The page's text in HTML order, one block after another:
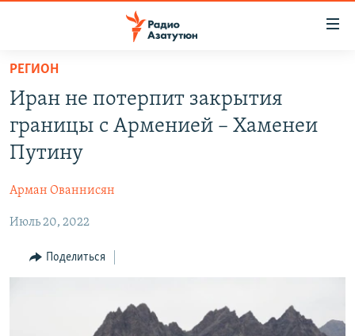
Перейти
основному
содержанию
Перейти
основной
навигации
Перейти
поиску
НОВОСТИ
ПОЛИТИКА
ЭКОНОМИКА
РЕГИОН
НАГОРНЫЙ КАРАБАХ
РЕГИОН
Иран не потерпит закрытия
границы с Арменией – Хаменеи
Путину
Арман Ованнисян
Июль 20, 2022
Поделиться